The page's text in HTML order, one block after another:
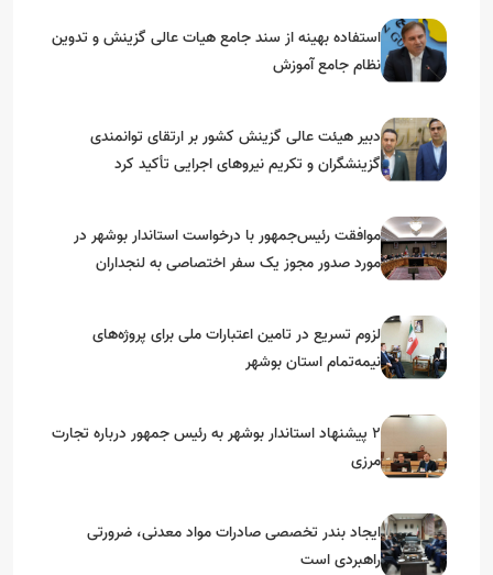
استفاده بهینه از سند جامع هیات عالی گزینش و‌ تدوین
نظام جامع آموزش
دبیر هیئت عالی گزینش کشور بر ارتقای توانمندی
گزینشگران و تکریم نیروهای اجرایی تأکید کرد
موافقت رئیس‌جمهور با درخواست استاندار بوشهر در
مورد صدور مجوز یک سفر اختصاصی به لنجداران
لزوم تسریع در تامین اعتبارات ملی برای پروژه‌های
نیمه‌تمام استان بوشهر
۲ پیشنهاد استاندار بوشهر به رئیس جمهور درباره تجارت
مرزی
ایجاد بندر تخصصی صادرات مواد معدنی، ضرورتی
راهبردی است